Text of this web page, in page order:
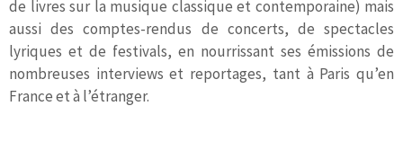
de livres sur la musique classique et contemporaine) mais
aussi des comptes-rendus de concerts, de spectacles
lyriques et de festivals, en nourrissant ses émissions de
nombreuses interviews et reportages, tant à Paris qu’en
France et à l’étranger.